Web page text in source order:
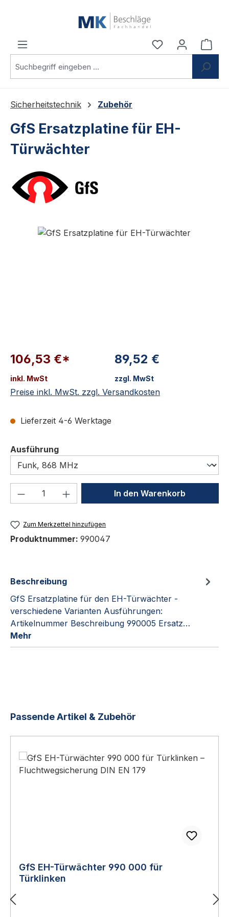
Du hast 0
Sicherheitstechnik Zubehör
GfS Ersatzplatine für EH-
Türwächter
106,53 €*
inkl. MwSt
89,52 €
zzgl. MwSt
Preise inkl. MwSt. zzgl. Versandkosten
Lieferzeit 4-6 Werktage
Ausführungauswählen
Produkt Anzahl: Gib denIn den Warenkorb
Zum Merkzettel hinzufügen
Produktnummer: 990047
Beschreibung
GfS Ersatzplatine für den EH-Türwächter -
verschiedene Varianten Ausführungen:
Artikelnummer Beschreibung 990005 Ersatz…
Mehr
Produktgalerie überspringen
Passende Artikel & Zubehör
GfS EH-Türwächter 990 000 für
Türklinken